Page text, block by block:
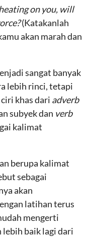
on you, will
(Katakanlah
akan marah dan
sangat banyak
lebih rinci, tetapi
khas dari adverb
subyek dan verb
kalimat
berupa kalimat
sebagai
akan
latihan terus
mengerti
lebih baik lagi dari